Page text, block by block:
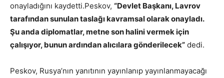
onayladığını kaydetti.Peskov, “Devlet Başkanı, Lavrov
tarafından sunulan taslağı kavramsal olarak onayladı.
Şu anda diplomatlar, metne son halini vermek için
çalışıyor, bunun ardından alıcılara gönderilecek” dedi.
Peskov, Rusya’nın yanıtının yayınlanıp yayınlanmayacağı